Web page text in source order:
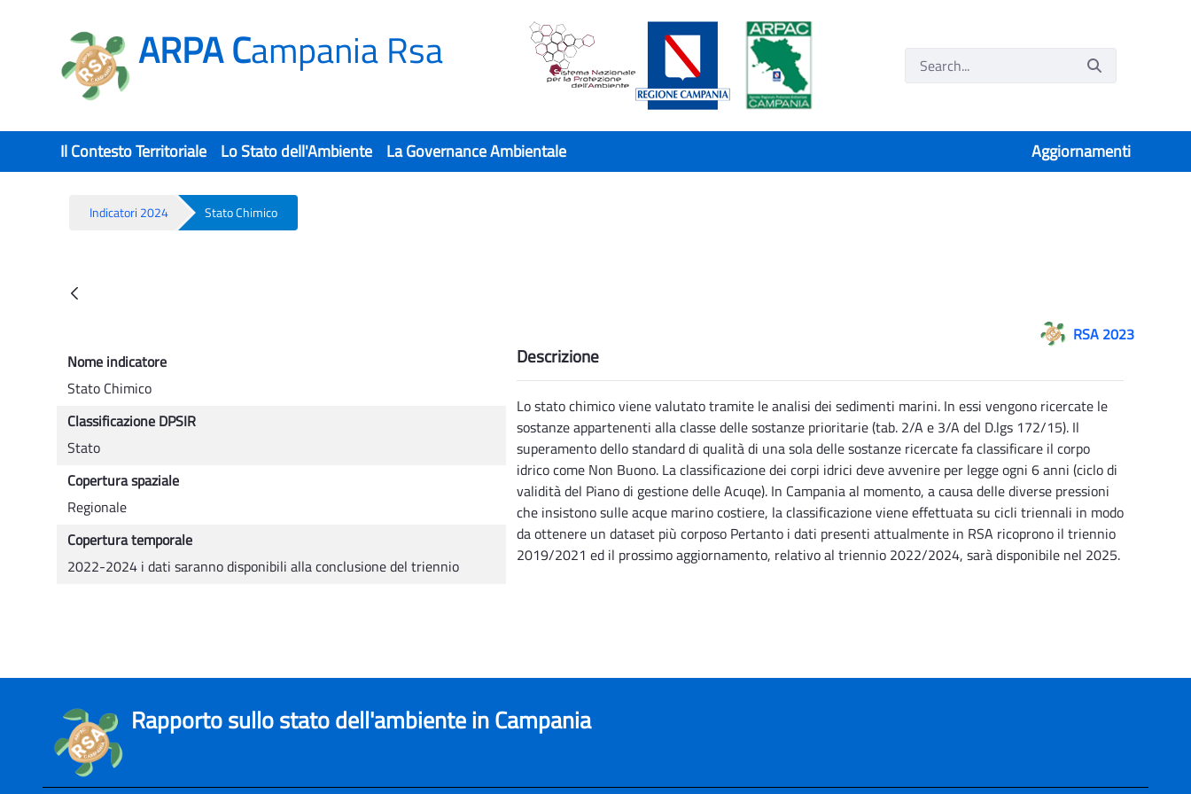
ARPA Campania Rsa
Il Contesto Territoriale Lo Stato dell'Ambiente La Governance Ambientale Aggiornamenti
Indicatori 2024 Stato Chimico
RSA 2023
Nome indicatore
Stato Chimico
Classificazione DPSIR
Stato
Copertura spaziale
Regionale
Copertura temporale
2022-2024 i dati saranno disponibili alla conclusione del triennio
Descrizione
Lo stato chimico viene valutato tramite le analisi dei sedimenti marini. In essi vengono ricercate le
sostanze appartenenti alla classe delle sostanze prioritarie (tab. 2/A e 3/A del D.lgs 172/15). Il
superamento dello standard di qualità di una sola delle sostanze ricercate fa classificare il corpo
idrico come Non Buono. La classificazione dei corpi idrici deve avvenire per legge ogni 6 anni (ciclo di
validità del Piano di gestione delle Acuqe). In Campania al momento, a causa delle diverse pressioni
che insistono sulle acque marino costiere, la classificazione viene effettuata su cicli triennali in modo
da ottenere un dataset più corposo Pertanto i dati presenti attualmente in RSA ricoprono il triennio
2019/2021 ed il prossimo aggiornamento, relativo al triennio 2022/2024, sarà disponibile nel 2025.
Rapporto sullo stato dell'ambiente in Campania